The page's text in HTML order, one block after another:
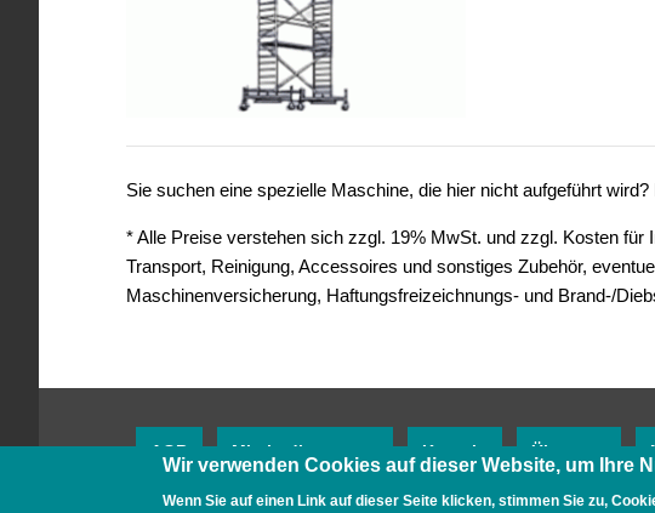
Sie suchen eine spezielle Maschine, die hier nicht aufgeführt
* Alle Preise verstehen sich zzgl. 19% MwSt. und zzgl. Kosten
Transport, Reinigung, Accessoires und sonstiges Zubehör,
Maschinenversicherung, Haftungsfreizeichnungs- und Brand-/
AGB Mietbedingungen Kontakt Über uns
Wir verwenden Cookies auf dieser Website, um Ihre
Wenn Sie auf einen Link auf dieser Seite klicken, stimmen Sie zu,